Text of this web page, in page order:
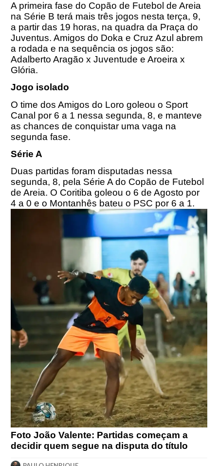
A primeira fase do Copão de Futebol de Areia
na Série B terá mais três jogos nesta terça, 9,
a partir das 19 horas, na quadra da Praça do
Juventus. Amigos do Doka e Cruz Azul abrem
a rodada e na sequência os jogos são:
Adalberto Aragão x Juventude e Aroeira x
Glória.
Jogo isolado
O time dos Amigos do Loro goleou o Sport
Canal por 6 a 1 nessa segunda, 8, e manteve
as chances de conquistar uma vaga na
segunda fase.
Série A
Duas partidas foram disputadas nessa
segunda, 8, pela Série A do Copão de Futebol
de Areia. O Coritiba goleou o 6 de Agosto por
4 a 0 e o Montanhês bateu o PSC por 6 a 1.
Foto João Valente: Partidas começam a
decidir quem segue na disputa do título